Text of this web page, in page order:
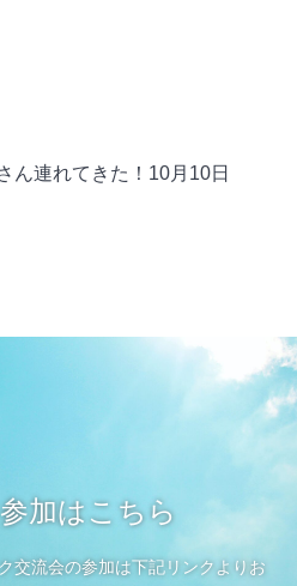
ん連れてきた！10月10日
加はこちら
交流会の参加は下記リンクよりお